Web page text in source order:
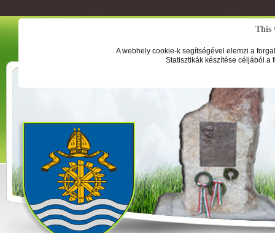
This
A webhely cookie-k segítségével elemzi a
Statisztikák készítése céljából a